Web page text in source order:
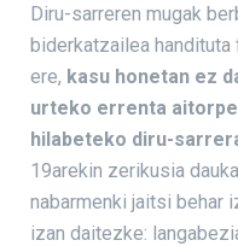
Diru-sarreren mugak
biderkatzailea
ere, kasu honetan ez
urteko errenta
hilabeteko diru-
19arekin zerikusia
nabarmenki jaitsi behar
izan daitezke: